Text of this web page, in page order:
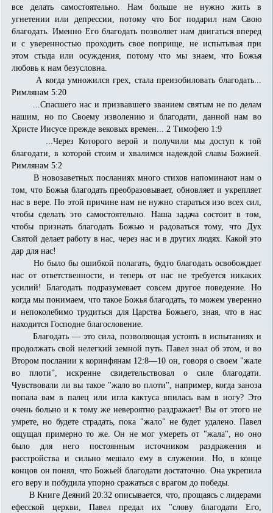
все делать самостоятельно. Нам больше не нужно жить в
угнетении или депрессии, потому что Бог подарил нам Свою
благодать. Именно Его благодать позволяет нам двигаться вперед
и с уверенностью проходить свое поприще, не испытывая при
этом стыда или осуждения, потому что мы знаем, что Божья
любовь к нам безусловна.
А когда умножился грех, стала преизобиловать благодать...
Римлянам 5:20
...Спасшего нас и призвавшего званием святым не по делам
нашим, но по Своему изволению и благодати, данной нам во
Христе Иисусе прежде вековых времен... 2 Тимофею 1:9
...Через Которого верой и получили мы доступ к той
благодати, в которой стоим и хвалимся надеждой славы Божией.
Римлянам 5:2
В новозаветных посланиях много стихов напоминают нам о
том, что Божья благодать преобразовывает, обновляет и укрепляет
нас в вере. По этой причине нам не нужно стараться изо всех сил,
чтобы сделать это само­стоятельно. Наша задача состоит в том,
чтобы признать благодать Божью и радоваться тому, что Дух
Святой делает работу в нас, через нас и в других людях. Какой это
дар для нас!
Но было бы ошибкой полагать, будто благодать освобождает
нас от ответственности, и теперь от нас не требуется никаких
усилий! Благодать подразумевает совсем другое поведение. Но
когда мы понимаем, что такое Божья благодать, то можем уверенно
и непоколебимо трудиться для Царства Божьего, зная, что в нас
находится Господне благословение.
Благодать — это сила, позволяющая устоять в испытаниях и
продолжать свой нелегкий земной путь. Павел знал об этом, и во
Втором послании к коринфянам 12:8—10 он, говоря о своем "жале
во плоти", искренне свидетельствовал о силе благодати.
Чувствовали ли вы такое "жало во плоти", например, когда заноза
попала вам в палец или игла кактуса впилась вам в ногу? Это
очень больно и к тому же невероятно раздражает! Вы от этого не
умрете, но будете страдать, пока "жало" не будет удалено. Павел
ощущал примерно то же. Он не мог умереть от "жала", но оно
было для него постоянным источником раздражения и
расстройства и сильно мешало ему в служении. Но, в конце
концов он понял, что Божьей благодати достаточно. Она укрепила
его веру и побуди­ла упорно сражаться с врагом до победы.
В Книге Деяний 20:32 описывается, что, прощаясь с лидерами
ефесской церкви, Павел предал их "слову благодати Его,